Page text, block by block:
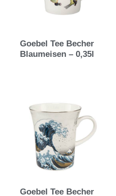
Goebel Tee Becher
Blaumeisen – 0,35l
Goebel Tee Becher